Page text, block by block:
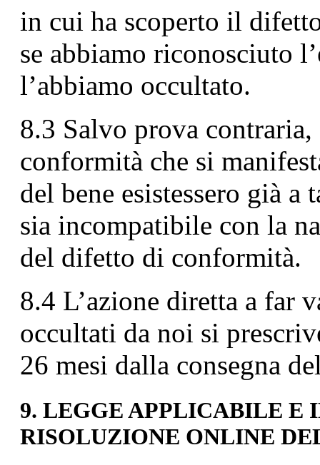
in cui ha scoperto il
se abbiamo riconosciuto
l’abbiamo occultato.
8.3 Salvo prova
conformità che si
del bene esistessero già a
sia incompatibile con la
del difetto di conformità.
8.4 L’azione diretta a far
occultati da noi si
26 mesi dalla consegna
9. LEGGE APPLICABILE E
RISOLUZIONE ONLINE